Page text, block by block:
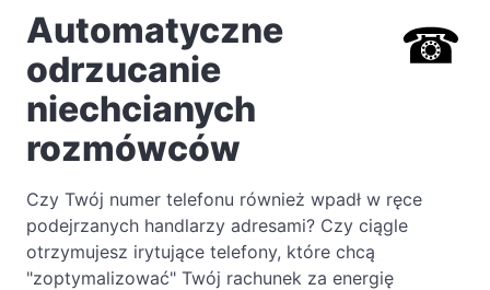
Automatyczne
odrzucanie
niechcianych
rozmówców
Czy Twój numer telefonu również wpadł w ręce
podejrzanych handlarzy adresami? Czy ciągle
otrzymujesz irytujące telefony, które chcą
"zoptymalizować" Twój rachunek za energię